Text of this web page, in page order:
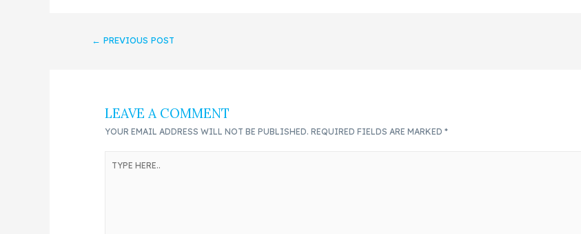
← PREVIOUS POST
LEAVE A COMMENT
YOUR EMAIL ADDRESS WILL NOT BE PUBLISHED. REQUIRED FIELDS ARE MARKED*